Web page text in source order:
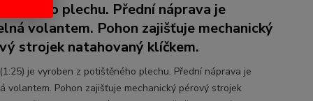
plechu. Přední náprava je
volantem. Pohon zajišťuje mechanický
strojek natahovaný klíčkem.
je vyroben z potištěného plechu. Přední náprava je
volantem. Pohon zajišťuje mechanický pérový strojek